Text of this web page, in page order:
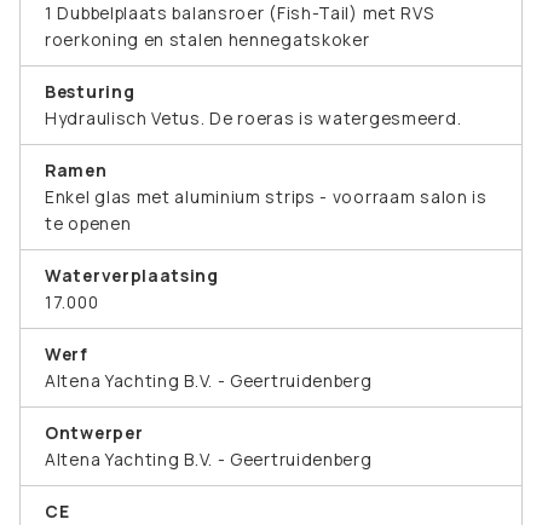
1 Dubbelplaats balansroer (Fish-Tail) met RVS
roerkoning en stalen hennegatskoker
Besturing
Hydraulisch Vetus. De roeras is watergesmeerd.
Ramen
Enkel glas met aluminium strips - voorraam salon is
te openen
Waterverplaatsing
17.000
Werf
Altena Yachting B.V. - Geertruidenberg
Ontwerper
Altena Yachting B.V. - Geertruidenberg
CE